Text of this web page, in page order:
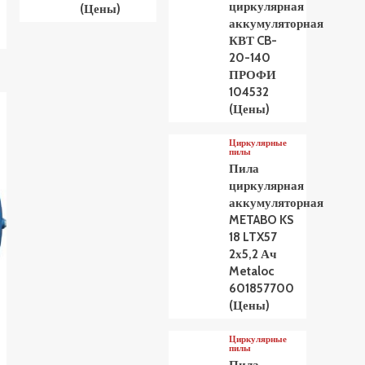
(Цены)
циркулярная
аккумуляторная
КВТ CB-
20-140
ПРОФИ
104532
(Цены)
Циркулярные
пилы
Пила
циркулярная
аккумуляторная
METABO KS
18 LTX57
2х5,2 Ач
Metaloc
601857700
(Цены)
Циркулярные
пилы